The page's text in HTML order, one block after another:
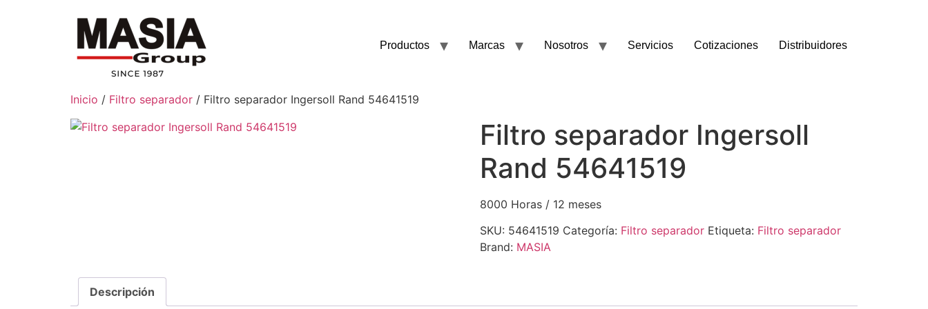
Productos Marcas Nosotros Servicios Cotizaciones Distribuidores
Inicio / Filtro separador / Filtro separador Ingersoll Rand 54641519
Filtro separador Ingersoll
Rand 54641519
8000 Horas / 12 meses
SKU: 54641519 Categoría: Filtro separador Etiqueta: Filtro separador
Brand: MASIA
Descripción